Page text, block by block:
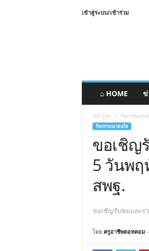
เข้าสู่ระบบ/เข้าร่วม
⌂ HOME ข่
หน้าแรก กิจกรรมน่าส
กิจกรรมน่าสนใจ
ขอเชิญ
5 วันพฤ
สพฐ.
ขอเชิญรับชมและร่
โดย ครูอาชีพดอทคอม-